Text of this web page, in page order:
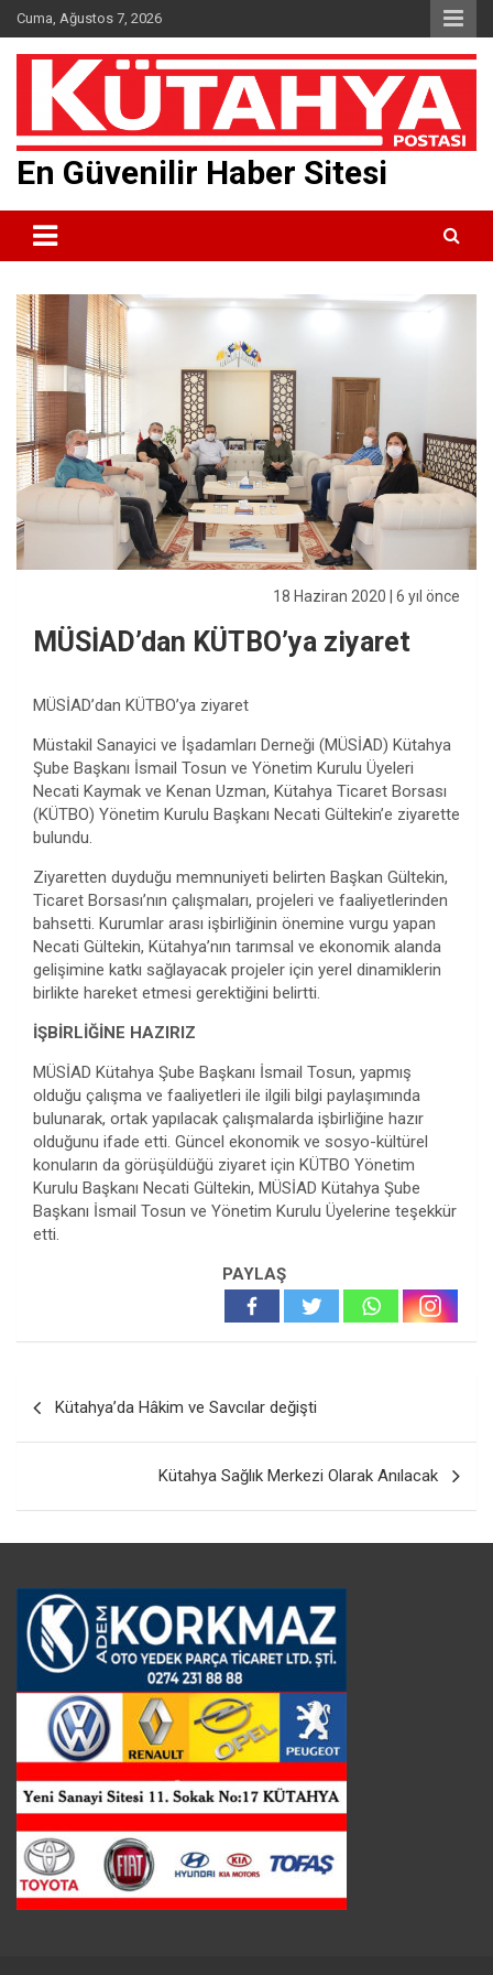
Skip
to
content
Cuma, Ağustos 7, 2026
En Güvenilir Haber Sitesi
18 Haziran 2020 | 6 yıl önce
MÜSİAD’dan KÜTBO’ya ziyaret
MÜSİAD’dan KÜTBO’ya ziyaret
Müstakil Sanayici ve İşadamları Derneği (MÜSİAD) Kütahya
Şube Başkanı İsmail Tosun ve Yönetim Kurulu Üyeleri
Necati Kaymak ve Kenan Uzman, Kütahya Ticaret Borsası
(KÜTBO) Yönetim Kurulu Başkanı Necati Gültekin’e ziyarette
bulundu.
Ziyaretten duyduğu memnuniyeti belirten Başkan Gültekin,
Ticaret Borsası’nın çalışmaları, projeleri ve faaliyetlerinden
bahsetti. Kurumlar arası işbirliğinin önemine vurgu yapan
Necati Gültekin, Kütahya’nın tarımsal ve ekonomik alanda
gelişimine katkı sağlayacak projeler için yerel dinamiklerin
birlikte hareket etmesi gerektiğini belirtti.
İŞBİRLİĞİNE HAZIRIZ
MÜSİAD Kütahya Şube Başkanı İsmail Tosun, yapmış
olduğu çalışma ve faaliyetleri ile ilgili bilgi paylaşımında
bulunarak, ortak yapılacak çalışmalarda işbirliğine hazır
olduğunu ifade etti. Güncel ekonomik ve sosyo-kültürel
konuların da görüşüldüğü ziyaret için KÜTBO Yönetim
Kurulu Başkanı Necati Gültekin, MÜSİAD Kütahya Şube
Başkanı İsmail Tosun ve Yönetim Kurulu Üyelerine teşekkür
etti.
PAYLAŞ
gezinmesi
Kütahya’da Hâkim ve Savcılar değişti
Kütahya Sağlık Merkezi Olarak Anılacak